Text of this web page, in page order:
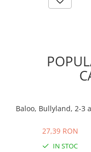
Baloo, Bullyland, 2-3
27,39 RON
IN STOC